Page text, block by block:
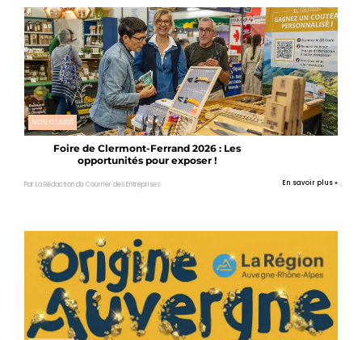
NON CLASSÉ
Foire de Clermont-Ferrand 2026 : Les
opportunités pour exposer !
Par La Rédaction du Courrier des Entreprises En savoir plus »